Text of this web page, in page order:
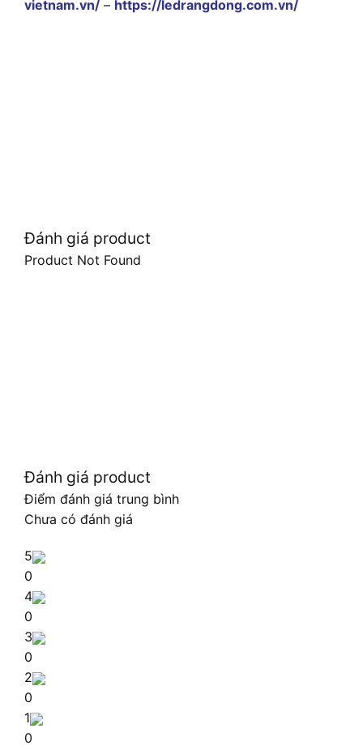
vietnam.vn/ – https://ledrangdong.com.vn/
Đánh giá product
Product Not Found
Đánh giá product
Điểm đánh giá trung bình
Chưa có đánh giá
5
0
4
0
3
0
2
0
1
0